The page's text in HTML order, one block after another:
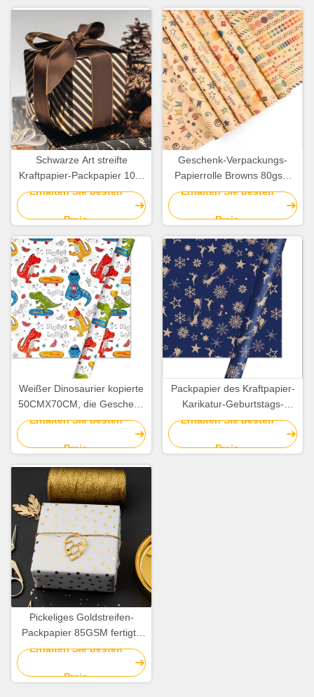
Schwarze Art streifte
Kraftpapier-Packpapier 10m
rollen Weihnachtspapier
Erhalten Sie besten
Preis
Geschenk-Verpackungs-
Papierrolle Browns 80gsm
Kraftpapier bedeckt
50X70cm alles- Gute zum
Geburtstagmuster
Erhalten Sie besten
Preis
Weißer Dinosaurier kopierte
50CMX70CM, die Geschenk
Papierrolle für Spielwaren-
Erhalten Sie besten
Preis
Packpapier des Kraftpapier-
Karikatur-Geburtstags-
Packpapier-Blatt-
Erhalten Sie besten
Preis
Pickeliges Goldstreifen-
Packpapier 85GSM fertigte
für Geschenkpaket
Erhalten Sie besten
Preis